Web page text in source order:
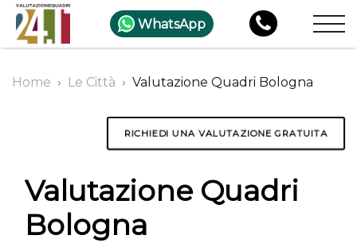
WhatsApp
Home Le Città Valutazione Quadri Bologna
RICHIEDI UNA VALUTAZIONE GRATUITA
Valutazione Quadri
Bologna